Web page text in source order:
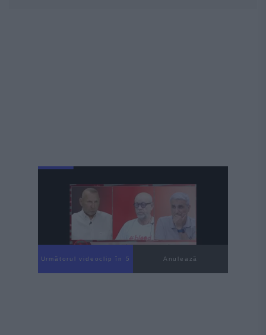
Următorul videoclip în 4 Anulează